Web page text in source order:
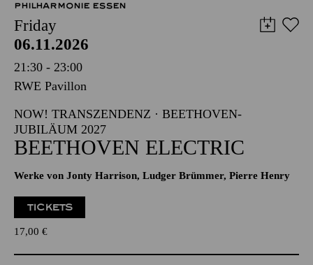
PHILHARMONIE ESSEN
Friday
06.11.2026
21:30 - 23:00
RWE Pavillon
NOW! TRANSZENDENZ · BEETHOVEN-
JUBILÄUM 2027
BEETHOVEN ELECTRIC
Werke von Jonty Harrison, Ludger Brümmer, Pierre Henry
TICKETS
17,00 €